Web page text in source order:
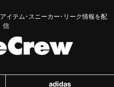
イテム･スニーカー･リーク情報を配
信
adidas